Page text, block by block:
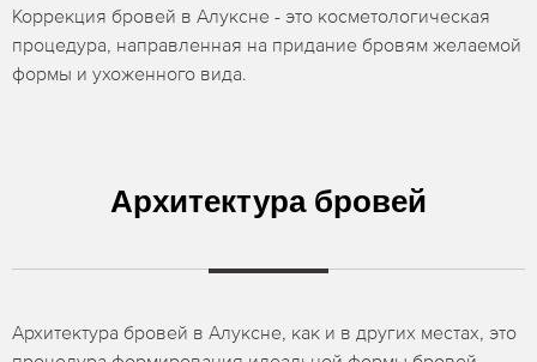
Коррекция бровей в Алуксне - это косметологическая
процедура, направленная на придание бровям желаемой
формы и ухоженного вида.
Архитектура бровей
Архитектура бровей в Алуксне, как и в других местах, это